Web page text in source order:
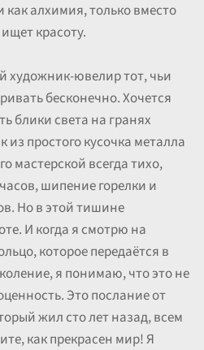
как алхимия, только вместо
красоту.
художник-ювелир тот, чьи
бесконечно. Хочется
блики света на гранях
из простого кусочка металла
мастерской всегда тихо,
шипение горелки и
Но в этой тишине
И когда я смотрю на
которое передаётся в
я понимаю, что это не
Это послание от
жил сто лет назад, всем
как прекрасен мир! Я